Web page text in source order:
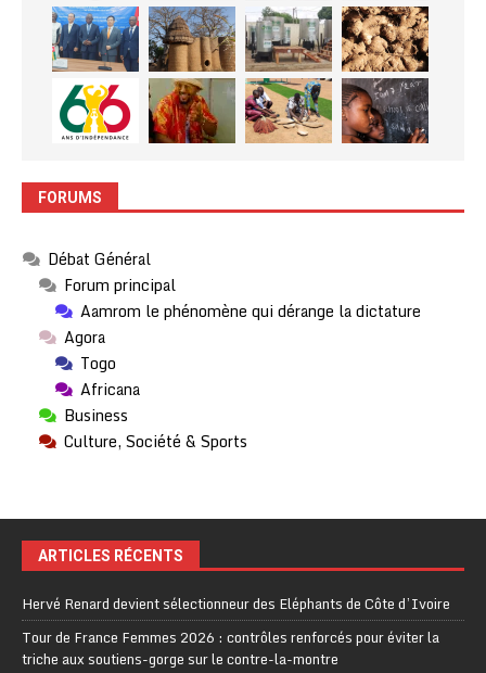
FORUMS
Débat Général
Forum principal
Aamrom le phénomène qui dérange la dictature
Agora
Togo
Africana
Business
Culture, Société & Sports
ARTICLES RÉCENTS
Hervé Renard devient sélectionneur des Eléphants de Côte d’Ivoire
Tour de France Femmes 2026 : contrôles renforcés pour éviter la
triche aux soutiens-gorge sur le contre-la-montre